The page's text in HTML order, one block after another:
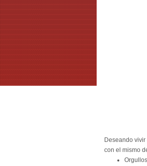
Deseando
con el mismo